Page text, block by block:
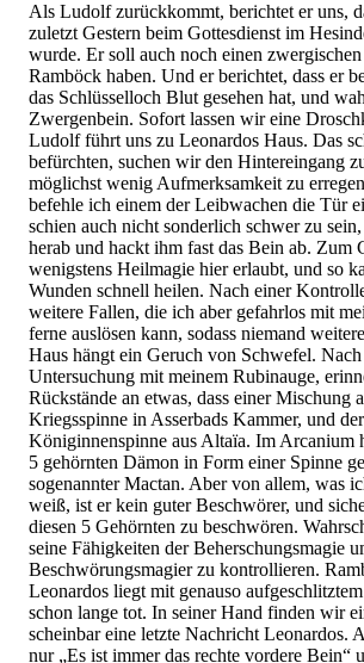
Als Ludolf zurückkommt, berichtet er uns,
zuletzt Gestern beim Gottesdienst im
wurde. Er soll auch noch einen
Ramböck haben. Und er berichtet, dass er
das Schlüsselloch Blut gesehen hat, und
Zwergenbein. Sofort lassen wir eine
Ludolf führt uns zu Leonardos Haus. Das
befürchten, suchen wir den Hintereingang
möglichst wenig Aufmerksamkeit zu
befehle ich einem der Leibwachen die Tür
schien auch nicht sonderlich schwer zu
herab und hackt ihm fast das Bein ab. Zum
wenigstens Heilmagie hier erlaubt, und so
Wunden schnell heilen. Nach einer
weitere Fallen, die ich aber gefahrlos mit
ferne auslösen kann, sodass niemand
Haus hängt ein Geruch von Schwefel. Nach
Untersuchung mit meinem Rubinauge,
Rückstände an etwas, dass einer Mischung
Kriegsspinne in Asserbads Kammer, und der
Königinnenspinne aus Altaïa. Im Arcanium
5 gehörnten Dämon in Form einer Spinne
sogenannter Mactan. Aber von allem, was
weiß, ist er kein guter Beschwörer, und
diesen 5 Gehörnten zu beschwören.
seine Fähigkeiten der Beherschungsmagie
Beschwörungsmagier zu kontrollieren.
Leonardos liegt mit genauso
schon lange tot. In seiner Hand finden wir
scheinbar eine letzte Nachricht Leonardos.
nur „Es ist immer das rechte vordere Bein“